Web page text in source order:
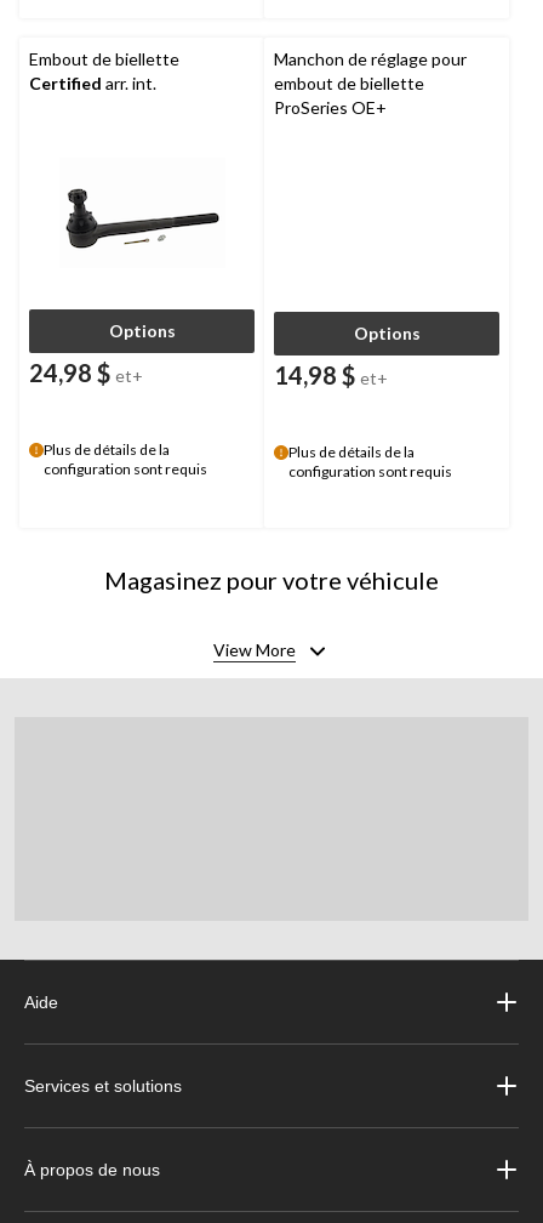
Embout de biellette
Certified arr. int.
Options
24,98 $ et+
Plus de détails de la
configuration sont requis
Manchon de réglage pour
embout de biellette
ProSeries OE+
Options
14,98 $ et+
Plus de détails de la
configuration sont requis
Magasinez pour votre véhicule
View More
Aide
Services et solutions
À propos de nous